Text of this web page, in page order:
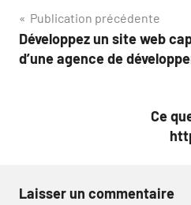
Navigation
de
Publication précédente
Développez un site web
d’une agence de
Ce
Laisser un commentaire